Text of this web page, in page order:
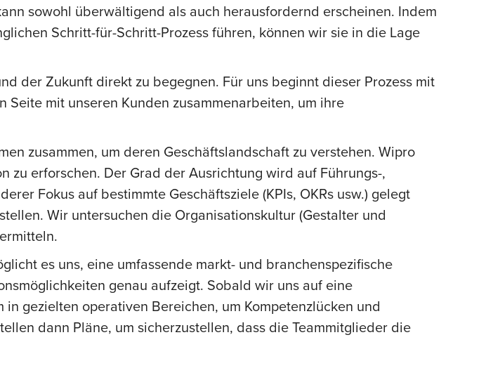
sowohl überwältigend als auch herausfordernd erscheinen. Indem
Schritt-für-Schritt-Prozess führen, können wir sie in die Lage
der Zukunft direkt zu begegnen. Für uns beginnt dieser Prozess mit
mit unseren Kunden zusammenarbeiten, um ihre
zusammen, um deren Geschäftslandschaft zu verstehen. Wipro
zu erforschen. Der Grad der Ausrichtung wird auf Führungs-,
Fokus auf bestimmte Geschäftsziele (KPIs, OKRs usw.) gelegt
Wir untersuchen die Organisationskultur (Gestalter und
es uns, eine umfassende markt- und branchenspezifische
genau aufzeigt. Sobald wir uns auf eine
gezielten operativen Bereichen, um Kompetenzlücken und
dann Pläne, um sicherzustellen, dass die Teammitglieder die